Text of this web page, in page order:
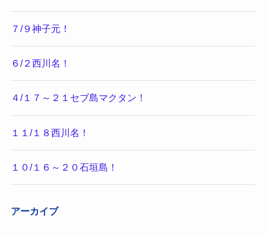
７/９神子元！
６/２西川名！
４/１７～２１セブ島マクタン！
１１/１８西川名！
１０/１６～２０石垣島！
アーカイブ